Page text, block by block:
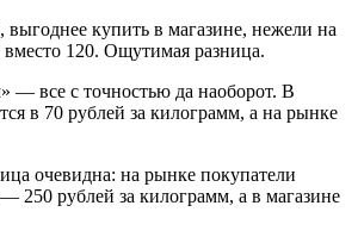
купить в магазине, нежели на
120. Ощутимая разница.
— все с точностью да наоборот. В
в 70 рублей за килограмм, а на рынке
очевидна: на рынке покупатели
250 рублей за килограмм, а в магазине